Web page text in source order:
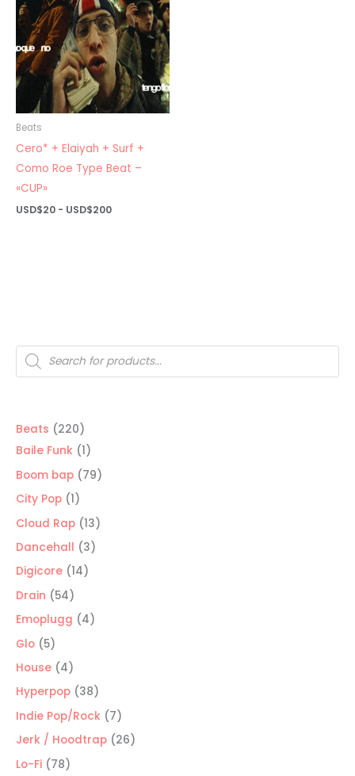
Búsqueda
de
productos
Beats 220220
productos
Baile Funk 11
producto
Boom bap 7979
City Pop 11
producto
Cloud Rap 1313
productos
Dancehall 33
Digicore 1414
Drain 5454
productos
Emoplugg 44
Glo 55
productos
House 44
productos
Hyperpop 3838
productos
Indie Pop/Rock 77
productos
Jerk / Hoodtrap 2626
Lo-Fi 7878
Beats
Cero* + Elaiyah + Surf +
Como Roe Type Beat –
«CUP»
USD$20 - USD$200Rango